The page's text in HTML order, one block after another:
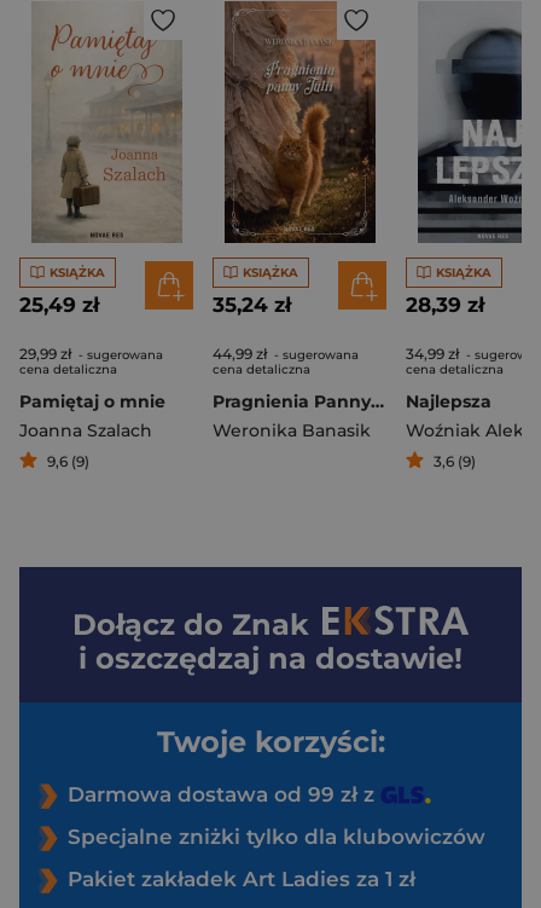
KSIĄŻKA
25,49 zł
29,99 zł - sugerowana
cena detaliczna
Pamiętaj o mnie
Joanna Szalach
9,6 (9)
KSIĄŻKA
35,24 zł
44,99 zł - sugerowana
cena detaliczna
Pragnienia Panny Julii
Weronika Banasik
KSIĄŻKA
28,39 zł
34,99 zł -
cena detaliczna
Najlepsza
3,6 (9)
Dołącz do Znak
i oszczędzaj na dostawie!
Twoje korzyści:
Darmowa dostawa od 99 zł z
Specjalne zniżki tylko dla klubowiczów
Pakiet zakładek Art Ladies za 1 zł